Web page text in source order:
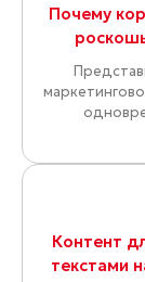
Почему
Контент
текстами